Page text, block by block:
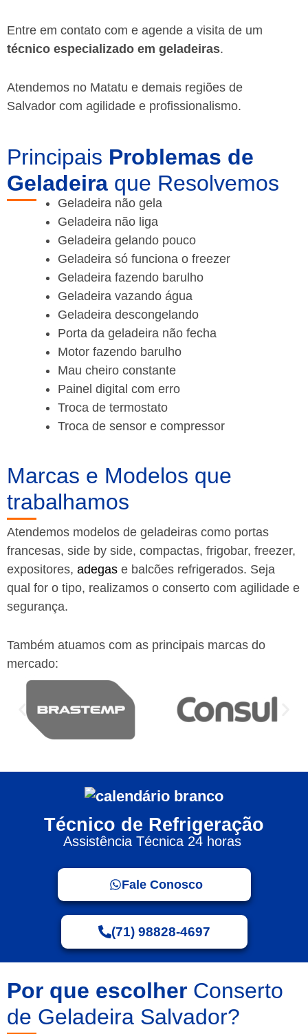
Entre em contato com e agende a visita de um
técnico especializado em geladeiras.
Atendemos no Matatu e demais regiões de
Salvador com agilidade e profissionalismo.
Principais Problemas de
Geladeira que Resolvemos
Geladeira não gela
Geladeira não liga
Geladeira gelando pouco
Geladeira só funciona o freezer
Geladeira fazendo barulho
Geladeira vazando água
Geladeira descongelando
Porta da geladeira não fecha
Motor fazendo barulho
Mau cheiro constante
Painel digital com erro
Troca de termostato
Troca de sensor e compressor
Marcas e Modelos que
trabalhamos
Atendemos modelos de geladeiras como portas
francesas, side by side, compactas, frigobar, freezer,
expositores, adegas e balcões refrigerados. Seja
qual for o tipo, realizamos o conserto com agilidade e
segurança.
Também atuamos com as principais marcas do
mercado:
Técnico de Refrigeração
Assistência Técnica 24 horas
Fale Conosco
(71) 98828-4697
Por que escolher Conserto
de Geladeira Salvador?